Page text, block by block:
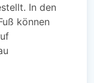
In den
können